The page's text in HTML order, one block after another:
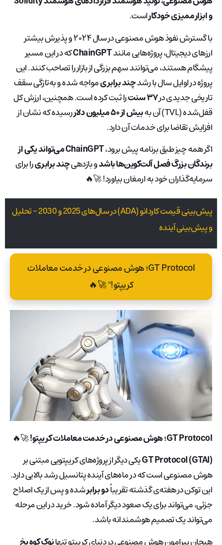
و ابزار ممیزی خودکاراست.
با گسترش نفوذ هوش مصنوعی در سال ۲۰۲۴ و پذیرش بیشتر
ارزهای دیجیتال، پروژه‌هایی مانندChainGPTکه در این مسیر
پیشگام هستند، می‌توانند سهم بزرگی از بازار را تصاحب کنند. این
پروژه در اوایل سال با رشدچند برابریمواجه شده و به‌تازگی سقف
تاریخی جدیدی در۳۷ سنت
را ثبت کرده است. همچنین، ارزش کل
قفل‌شده (TVL) آن به
بیش از ۵۰ میلیون دلار
رسیده که نشان از
افزایش تقاضا برای خدمات آن دارد.
اگر همه چیز طبق برنامه پیش برود،
ChainGPT می‌تواند یکی از
برندگان بزرگ فصل آلت‌کوین‌ها باشدو بازدهیچند برابریرا برای
سرمایه‌گذاران خود به ارمغان بیاورد! 🚀🔥
پیش‌بینی قیمت کاردانو (ADA) در سال‌های 2025 و 2030 – تحلیل
و پیش‌بینی آینده
GT Protocol؛ هوش مصنوعی در خدمت معاملات
کریپتو!" 🚀🔥
GT Protocol؛ هوش مصنوعی در خدمت معاملات کریپتو!
🚀🔥
GT Protocol (GTAI)یکی دیگر از پروژه‌های کریپتویی مبتنی بر
هوش مصنوعی است که در ماه‌های آینده پتانسیل رشد بالایی دارد.
این توکن در هفته‌ی گذشته تقریباًدو برابرشده و پس از یک اصلاح
جزئی، می‌تواند برای یک صعود دیگر آماده شود. خرید در این مرحله
می‌تواند یک تصمیم هوشمندانه باشد.
هیجان پیرامون هوش مصنوعی در دنیای کریپتو تنهانوک کوه یخ